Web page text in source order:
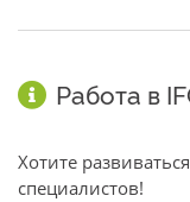
Работа в
Хотите
специалистов!